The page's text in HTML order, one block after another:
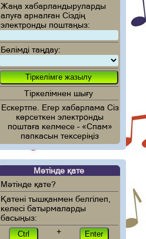
Жаңа хабарландыруларды
алуға арналған Сіздің
электронды поштаңыз:
Бөлімді таңдау:
Тіркелімнен шығу
Ескертпе. Егер хабарлама Сіз
көрсеткен электронды
поштаға келмесе – «Спам»
папкасын тексеріңіз
Мәтінде қате
Мәтінде қате?
Қатені тышқанмен белгілеп,
келесі батырмаларды
басыңыз:
+